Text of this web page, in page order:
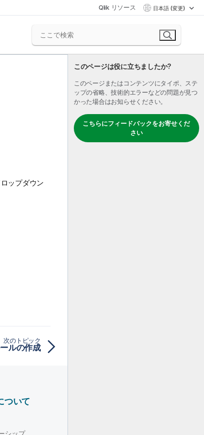
Qlik リソース 日本語 (変更)
このページは役に立ちましたか?
このページまたはコンテンツにタイポ、ステ
ップの省略、技術的エラーなどの問題が見つ
かった場合はお知らせください。
こちらにフィードバックをお寄せくだ
さい
ップダウン
次のトピック
ルの作成
ついて
シップ